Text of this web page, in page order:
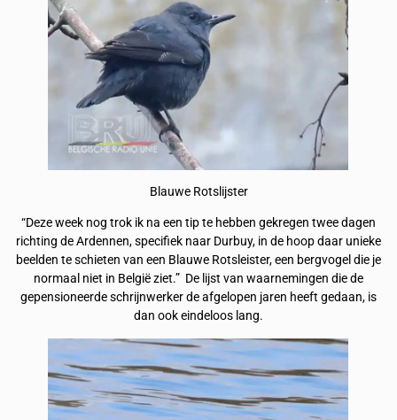
Blauwe Rotslijster
“Deze week nog trok ik na een tip te hebben gekregen twee dagen
richting de Ardennen, specifiek naar Durbuy, in de hoop daar unieke
beelden te schieten van een Blauwe Rotsleister, een bergvogel die je
normaal niet in België ziet.” De lijst van waarnemingen die de
gepensioneerde schrijnwerker de afgelopen jaren heeft gedaan, is
dan ook eindeloos lang.